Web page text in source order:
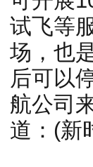
试飞等
场，也
后可以
航公司
道：(新